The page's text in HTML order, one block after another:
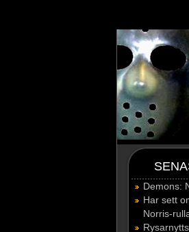
Demons:
Har sett
Norris-